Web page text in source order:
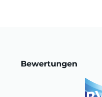
Bewertungen